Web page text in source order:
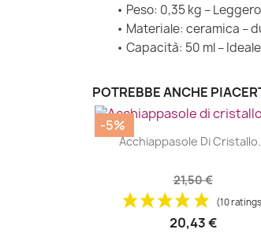
• Peso: 0,35 kg –
• Materiale: ceramica –
• Capacità: 50 ml –
POTREBBE ANCHE
| 
Acchiappasole Di
21,50 €
(10
20,43 €
-5%